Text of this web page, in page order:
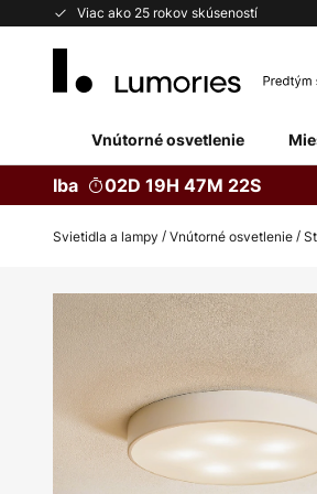
Viac ako 25 rokov skúseností
Skip
Vnútorné osvetlenie
Iba 02D 19H 47M 21S
Svietidla a lampy Vnútorné osvetlenie
Preskočiť
na
koniec
obrázkov